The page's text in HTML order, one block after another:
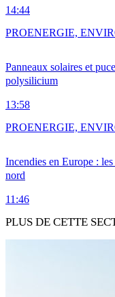
14:44
Panneaux solaires et
polysilicium
13:58
PROENERGIE,
Incendies en Europe :
nord
11:46
PROENERGIE,
PLUS DE CETTE